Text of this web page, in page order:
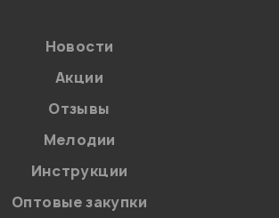
на обработку персональных данных в
Политикой в отношении обработки
данных.
Новости
Акции
Отзывы
Мелодии
Инструкции
Оптовые закупки